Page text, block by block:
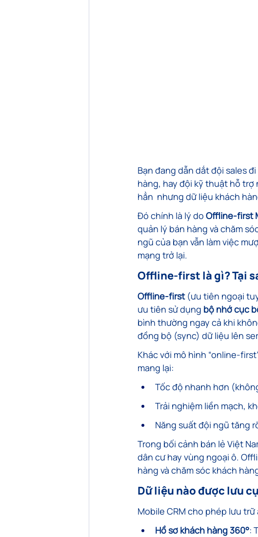
Bạn đang dẫn dắt đội sales
hàng, hay đội kỹ thuật hỗ
hẳn  nhưng dữ liệu khách
Đó chính là lý do Offline-first
quản lý bán hàng và chăm
ngũ của bạn vẫn làm việc
mạng trở lại.
Offline-first là gì? Tại
Offline-first (ưu tiên ngoại
ưu tiên sử dụng bộ nhớ cục
bình thường ngay cả khi
đồng bộ (sync) dữ liệu lên
Khác với mô hình “online-
mang lại:
Tốc độ nhanh hơn
Trải nghiệm liền mạch,
Năng suất đội ngũ tăng
Trong bối cảnh bán lẻ Việt
dân cư hay vùng ngoại ô.
hàng và chăm sóc khách
Dữ liệu nào được lưu
Mobile CRM cho phép lưu
Hồ sơ khách hàng 360°: